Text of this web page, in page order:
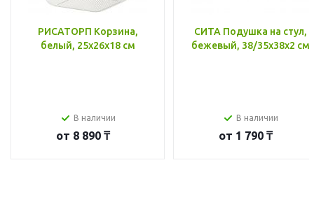
РИСАТОРП Корзина,
белый, 25x26x18 см
В наличии
от 8 890 ₸
СИТА Подушка на стул,
бежевый, 38/35x38x2 см
В наличии
от 1 790 ₸